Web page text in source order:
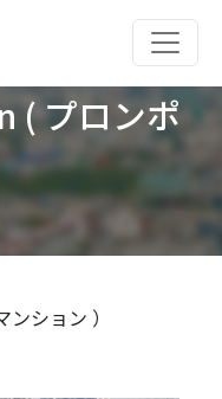
( プロンポ
ション ）